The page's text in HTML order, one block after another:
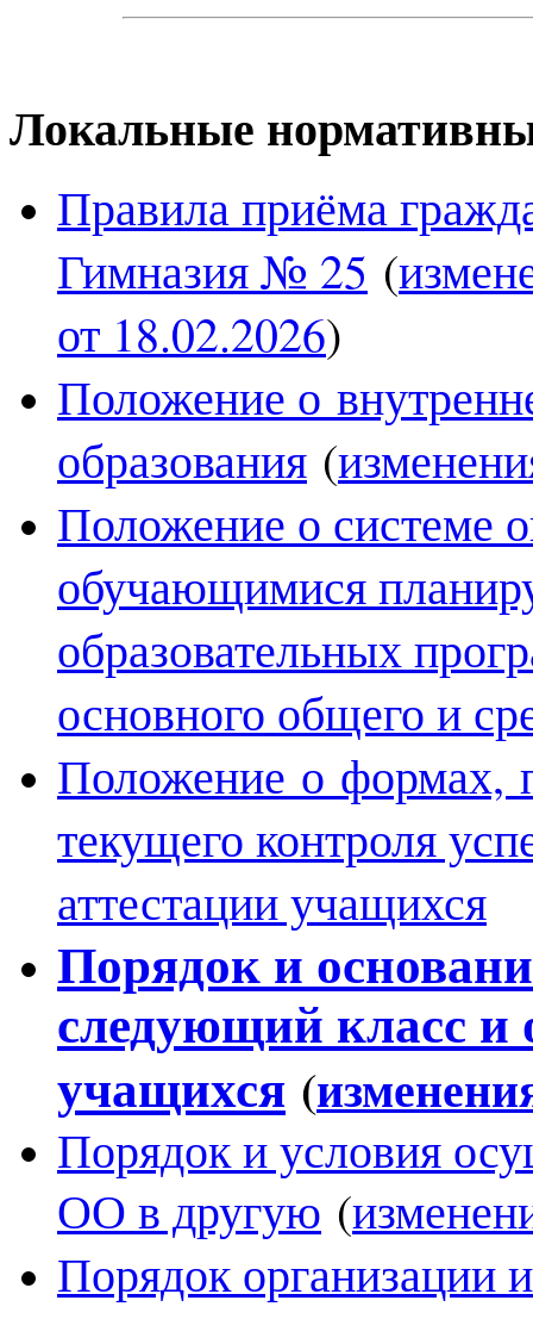
Локальные
Правила приёма
Гимназия № 25 (
от 18.02.2026)
Положение о
образования (
Положение о системе
обучающимися
образовательных
основного общего и
Положение о формах,
текущего контроля
аттестации учащихся
Порядок и
следующий класс и
учащихся (
Порядок и условия
ОО в другую (
Порядок организации